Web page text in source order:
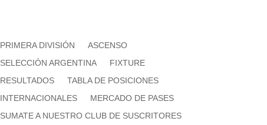
PRIMERA DIVISIÓN
ASCENSO
SELECCIÓN ARGENTINA
FIXTURE
RESULTADOS
TABLA DE POSICIONES
INTERNACIONALES
MERCADO DE PASES
SUMATE A NUESTRO CLUB DE SUSCRITORES